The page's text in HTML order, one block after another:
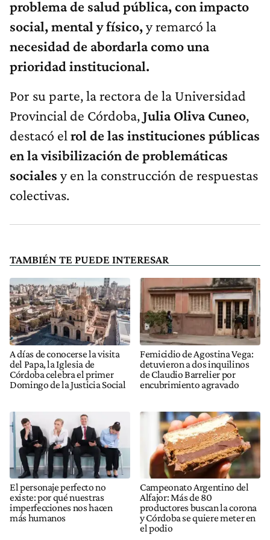
problema de salud pública, con impacto
social, mental y físico,y remarcó la
necesidad de abordarla como una
prioridad institucional.
Por su parte, la rectora de la Universidad
Provincial de Córdoba,Julia Oliva Cuneo,
destacó el rol de las instituciones públicas
en la visibilización de problemáticas
sociales y en la construcción de respuestas
colectivas.
TAMBIÉN TE PUEDE INTERESAR
A días de conocerse la visita
del Papa, la Iglesia de
Córdoba celebra el primer
Domingo de la Justicia Social
Femicidio de Agostina Vega:
detuvieron a dos inquilinos
de Claudio Barrelier por
encubrimiento agravado
El personaje perfecto no
existe: por qué nuestras
imperfecciones nos hacen
más humanos
Campeonato Argentino del
Alfajor: Más de 80
productores buscan la corona
y Córdoba se quiere meter en
el podio